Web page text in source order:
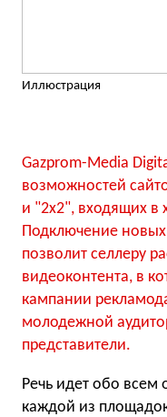
Иллюстрация
Gazprom-Media
возможностей
и "2х2", входящих
Подключение новых
позволит селлеру
видеоконтента, в
кампании
молодежной
представители.
Речь идет обо всем
каждой из